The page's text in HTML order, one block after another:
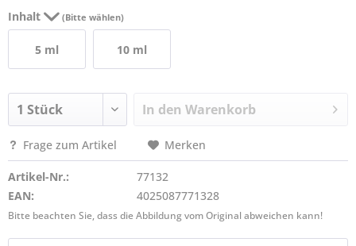
Inhalt (Bitte wählen)
5 ml 10 ml
In den Warenkorb
Frage zum Artikel Merken
Artikel-Nr.:
77132
EAN:
4025087771328
Bitte beachten Sie, dass die Abbildung vom Original abweichen kann!